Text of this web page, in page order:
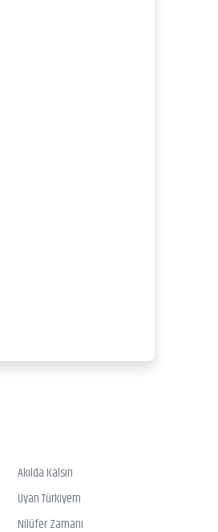
Akılda Kalsın
Uyan Türkiyem
Nilüfer Zamanı